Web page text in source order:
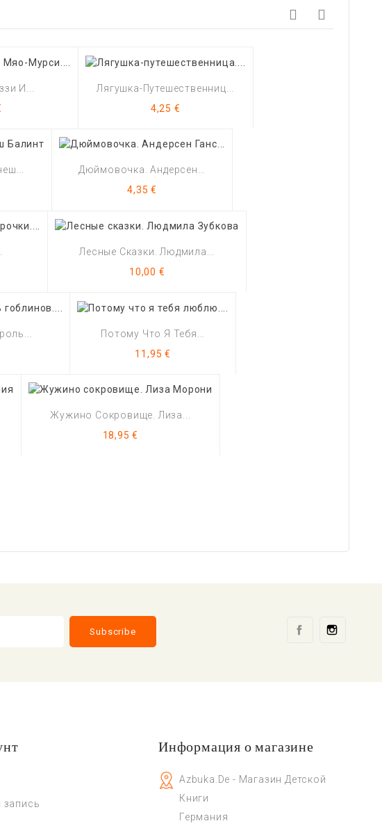
И...
Лягушка-Путешественниц...
Цена
4,25 €
Дюймовочка. Андерсен...
Цена
4,35 €
Лесные Сказки. Людмила...
Цена
10,00 €
Потому Что Я Тебя...
Цена
11,95 €
Жужино Сокровище. Лиза...
Цена
18,95 €
Facebook
запись
Информация о магазине
Azbuka.de - Магазин Детской
Книги
Германия